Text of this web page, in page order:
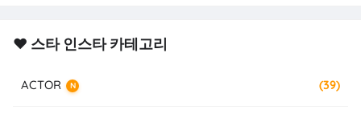
❤️ 스타 인스타 카테고리
ACTOR N (39)